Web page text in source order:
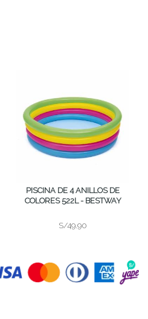
PISCINA DE 4 ANILLOS DE
COLORES 522L - BESTWAY
S/49.90